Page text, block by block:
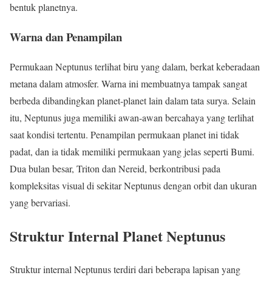
bentuk planetnya.
Warna dan Penampilan
Permukaan Neptunus terlihat biru yang dalam, berkat keberadaan
metana dalam atmosfer. Warna ini membuatnya tampak sangat
berbeda dibandingkan planet-planet lain dalam tata surya. Selain
itu, Neptunus juga memiliki awan-awan bercahaya yang terlihat
saat kondisi tertentu. Penampilan permukaan planet ini tidak
padat, dan ia tidak memiliki permukaan yang jelas seperti Bumi.
Dua bulan besar, Triton dan Nereid, berkontribusi pada
kompleksitas visual di sekitar Neptunus dengan orbit dan ukuran
yang bervariasi.
Struktur Internal Planet Neptunus
Struktur internal Neptunus terdiri dari beberapa lapisan yang